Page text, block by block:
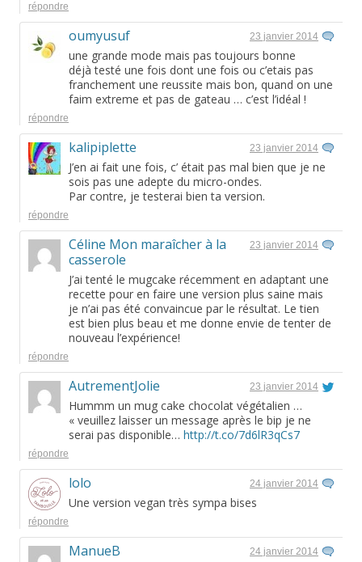
répondre
oumyusuf 23 janvier 2014
une grande mode mais pas toujours bonne
déjà testé une fois dont une fois ou c’etais pas
franchement une reussite mais bon, quand on une
faim extreme et pas de gateau … c’est l’idéal !
répondre
kalipiplette 23 janvier 2014
J’en ai fait une fois, c’ était pas mal bien que je ne
sois pas une adepte du micro-ondes.
Par contre, je testerai bien ta version.
répondre
Céline Mon maraîcher à la
casserole
23 janvier 2014
J’ai tenté le mugcake récemment en adaptant une
recette pour en faire une version plus saine mais
je n’ai pas été convaincue par le résultat. Le tien
est bien plus beau et me donne envie de tenter de
nouveau l’expérience!
répondre
AutrementJolie 23 janvier 2014
Hummm un mug cake chocolat végétalien …
« veuillez laisser un message après le bip je ne
serai pas disponible… http://t.co/7d6lR3qCs7
répondre
lolo 24 janvier 2014
Une version vegan très sympa bises
répondre
ManueB 24 janvier 2014